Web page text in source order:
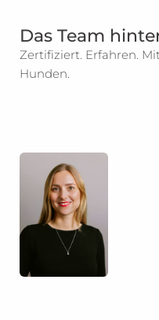
Das Team
Zertifiziert. Erfahren.
Hunden.